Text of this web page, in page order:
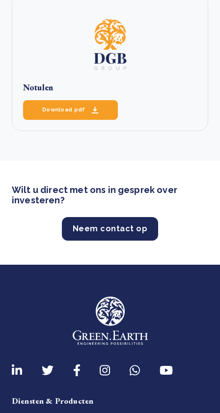
Notulen
Download pdf
Wilt u direct met ons in gesprek over
investeren?
Neem contact op
Diensten & Producten